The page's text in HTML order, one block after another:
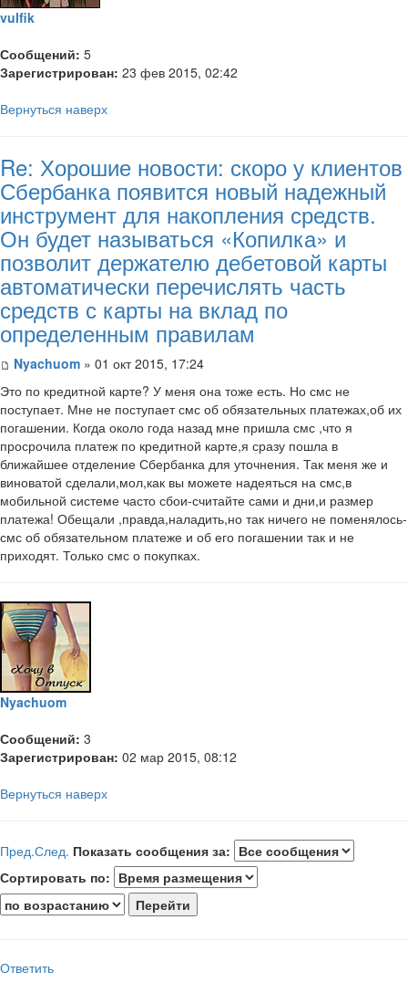
vulfik
Сообщений: 5
Зарегистрирован: 23 фев 2015, 02:42
Вернуться наверх
Re: Хорошие новости: скоро у клиентов
Сбербанка появится новый надежный
инструмент для накопления средств.
Он будет называться «Копилка» и
позволит держателю дебетовой карты
автоматически перечислять часть
средств с карты на вклад по
определенным правилам
Nyachuom » 01 окт 2015, 17:24
Это по кредитной карте? У меня она тоже есть. Но смс не
поступает. Мне не поступает смс об обязательных платежах,об их
погашении. Когда около года назад мне пришла смс ,что я
просрочила платеж по кредитной карте,я сразу пошла в
ближайшее отделение Сбербанка для уточнения. Так меня же и
виноватой сделали,мол,как вы можете надеяться на смс,в
мобильной системе часто сбои-считайте сами и дни,и размер
платежа! Обещали ,правда,наладить,но так ничего не поменялось-
смс об обязательном платеже и об его погашении так и не
приходят. Только смс о покупках.
Nyachuom
Сообщений: 3
Зарегистрирован: 02 мар 2015, 08:12
Вернуться наверх
Пред.След. Показать сообщения за:
Сортировать по:
Ответить